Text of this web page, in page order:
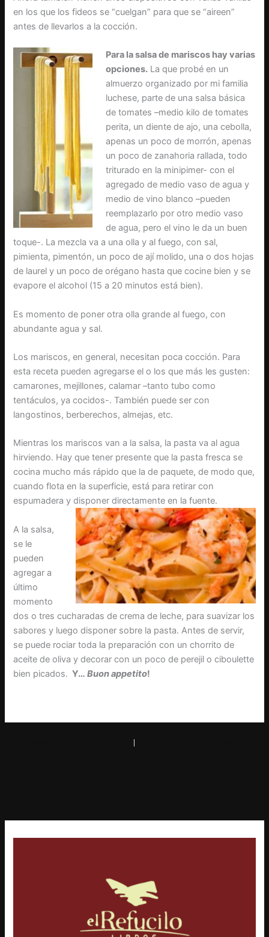
en los que los fideos se “cuelgan” para que se “aireen”
antes de llevarlos a la cocción.
Para la salsa de mariscos hay varias
opciones. La que probé en un
almuerzo organizado por mi familia
luchese, parte de una salsa básica
de tomates –medio kilo de tomates
perita, un diente de ajo, una cebolla,
apenas un poco de morrón, apenas
un poco de zanahoria rallada, todo
triturado en la minipimer- con el
agregado de medio vaso de agua y
medio de vino blanco –pueden
reemplazarlo por otro medio vaso
de agua, pero el vino le da un buen
toque-. La mezcla va a una olla y al fuego, con sal,
pimienta, pimentón, un poco de ají molido, una o dos hojas
de laurel y un poco de orégano hasta que cocine bien y se
evapore el alcohol (15 a 20 minutos está bien).
Es momento de poner otra olla grande al fuego, con
abundante agua y sal.
Los mariscos, en general, necesitan poca cocción. Para
esta receta pueden agregarse el o los que más les gusten:
camarones, mejillones, calamar –tanto tubo como
tentáculos, ya cocidos-. También puede ser con
langostinos, berberechos, almejas, etc.
Mientras los mariscos van a la salsa, la pasta va al agua
hirviendo. Hay que tener presente que la pasta fresca se
cocina mucho más rápido que la de paquete, de modo que,
cuando flota en la superficie, está para retirar con
espumadera y disponer directamente en la fuente.
A la salsa,
se le
pueden
agregar a
último
momento
dos o tres cucharadas de crema de leche, para suavizar los
sabores y luego disponer sobre la pasta. Antes de servir,
se puede rociar toda la preparación con un chorrito de
aceite de oliva y decorar con un poco de perejil o ciboulette
bien picados. Y…Buon appetito!